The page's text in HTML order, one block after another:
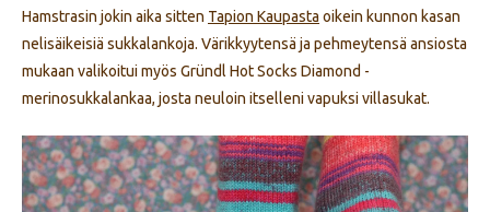
Hamstrasin jokin aika sitten Tapion Kaupasta oikein kunnon kasan
nelisäikeisiä sukkalankoja. Värikkyytensä ja pehmeytensä ansiosta
mukaan valikoitui myös Gründl Hot Socks Diamond -
merinosukkalankaa, josta neuloin itselleni vapuksi villasukat.